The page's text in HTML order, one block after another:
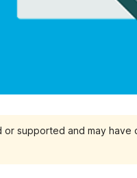
or supported and may have